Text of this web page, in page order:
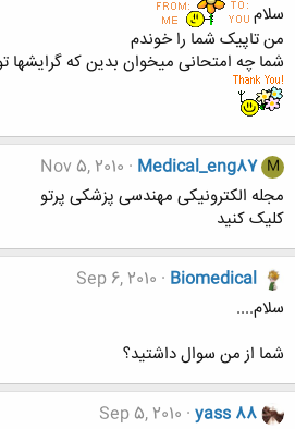
سلام
من تاپیک شما را خوندم
شما چه امتحانی میخوان بدین که
M
Medical_eng87
Nov 5, 2010
مجله الکترونیکی مهندسی پزشکی پرتو
کلیک کنید
Biomedical
Sep 6, 2010
سلام....
شما از من سوال داشتید؟
yass 88
Sep 5, 2010